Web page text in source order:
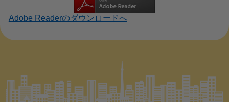
Adobe Readerのダウンロードへ